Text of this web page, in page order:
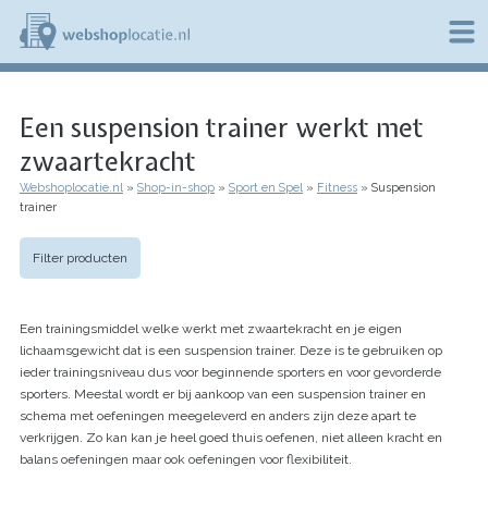
Overslaan
naar
de
b
s
h
p
o
a
e
.
n
l
Een suspension trainer werkt met
zwaartekracht
Kruimelpad
Webshoplocatie.nl Shop-in-shop Sport en Spel Fitness
Suspension
trainer
Filter producten
Een trainingsmiddel welke werkt met zwaartekracht en je eigen
lichaamsgewicht dat is een suspension trainer. Deze is te gebruiken op
ieder trainingsniveau dus voor beginnende sporters en voor gevorderde
sporters. Meestal wordt er bij aankoop van een suspension trainer en
schema met oefeningen meegeleverd en anders zijn deze apart te
verkrijgen. Zo kan kan je heel goed thuis oefenen, niet alleen kracht en
balans oefeningen maar ook oefeningen voor flexibiliteit.